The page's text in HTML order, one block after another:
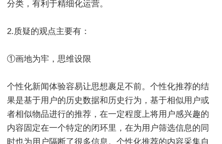
分类，有利于精细化运营。
2.质疑的观点主要有：
①画地为牢，思维设限
个性化新闻体验容易让思想裹足不前。个性化推荐的结
果是基于用户的历史数据和历史行为，基于相似用户或
者相似物品进行的推荐，在一定程度上将用户感兴趣的
内容固定在一个特定的闭环里，在为用户筛选信息的同
时也为用户隔断了很多信息。个性化推荐的内容采集自